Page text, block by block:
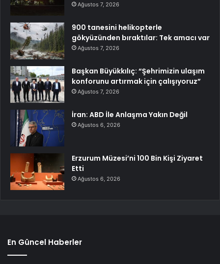
Ağustos 7, 2026
900 tanesini helikopterle
gökyüzünden bıraktılar: Tek amacı var
Ağustos 7, 2026
Başkan Büyükkılıç: “Şehrimizin ulaşım
konforunu artırmak için çalışıyoruz”
Ağustos 7, 2026
İran: ABD İle Anlaşma Yakın Değil
Ağustos 6, 2026
Erzurum Müzesi’ni 100 Bin Kişi Ziyaret
Etti
Ağustos 6, 2026
En Güncel Haberler